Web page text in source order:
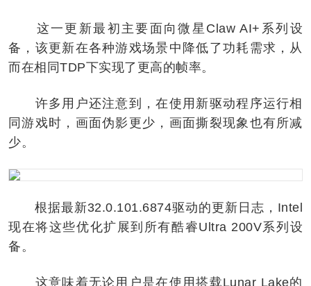
这一更新最初主要面向微星Claw AI+系列设
备，该更新在各种游戏场景中降低了功耗需求，从
而在相同TDP下实现了更高的帧率。
许多用户还注意到，在使用新驱动程序运行相
同游戏时，画面伪影更少，画面撕裂现象也有所减
少。
根据最新32.0.101.6874驱动的更新日志，Intel
现在将这些优化扩展到所有酷睿Ultra 200V系列设
备。
这意味着无论用户是在使用搭载Lunar Lake的